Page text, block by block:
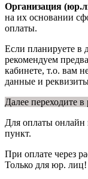
Организация
на их основании
оплаты.
Если планируете в
рекомендуем
кабинете, т.о. вам
данные и
Далее переходите
Для оплаты онлайн
пункт.
При оплате через
Только для юр. лиц!